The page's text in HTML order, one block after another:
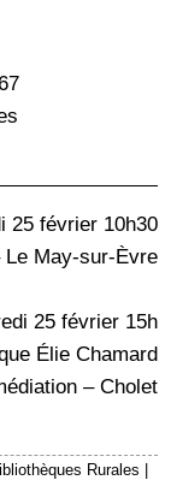
25 février 10h30
Le May-sur-Èvre
25 février 15h
Élie Chamard
– Cholet
Rurales |